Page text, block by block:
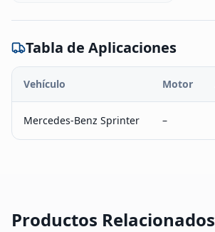
Tabla de Aplicaciones
Vehículo Motor
Mercedes-Benz Sprinter –
Productos Relacionados